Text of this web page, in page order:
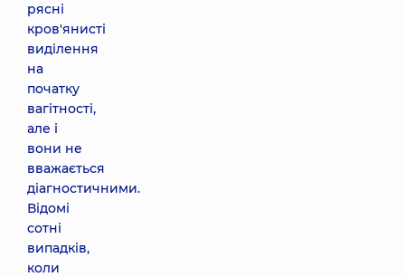
рясні
кров'янисті
виділення
на
початку
вагітності,
але і
вони не
вважається
діагностичними.
Відомі
сотні
випадків,
коли